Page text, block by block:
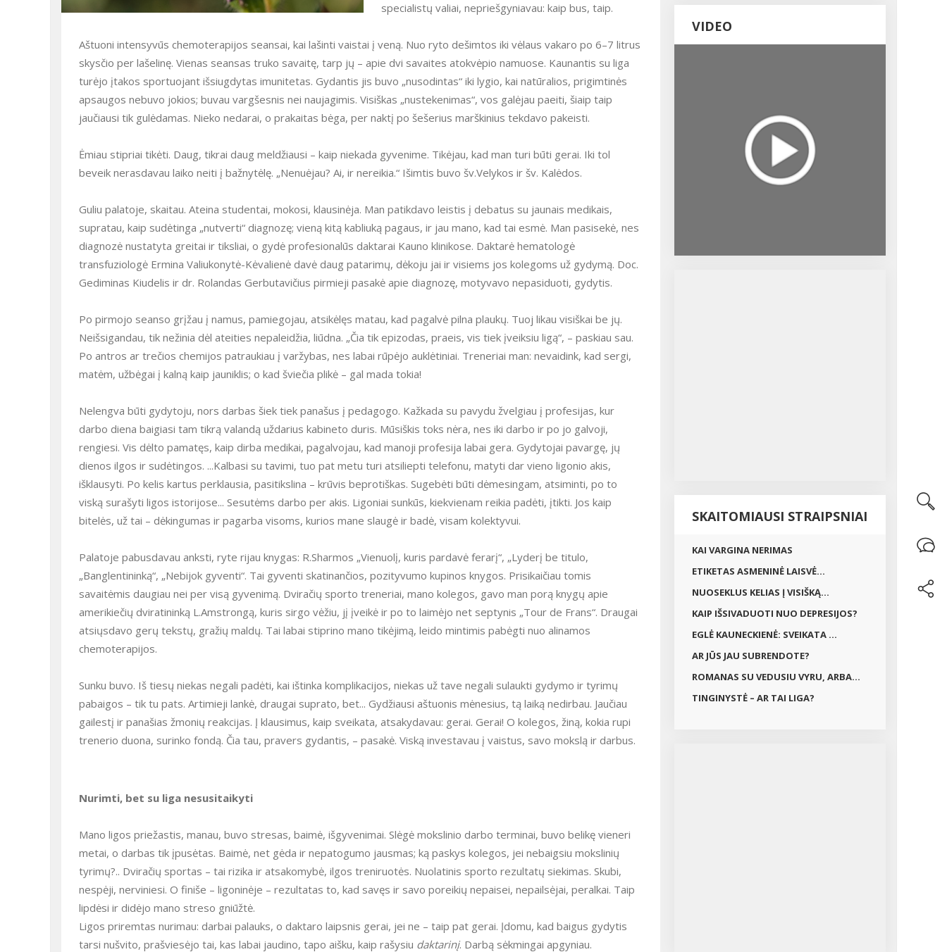
specialistų valiai, nepriešgyniavau: kaip bus, taip.
Aštuoni intensyvūs chemoterapijos seansai, kai lašinti vaistai į veną. Nuo ryto dešimtos iki vėlaus vakaro po 6–7 litrus
skysčio per lašelinę. Vienas seansas truko savaitę, tarp jų – apie dvi savaites atokvėpio namuose. Kaunantis su liga
turėjo įtakos sportuojant išsiugdytas imunitetas. Gydantis jis buvo „nusodintas“ iki lygio, kai natūralios, prigimtinės
apsaugos nebuvo jokios; buvau vargšesnis nei naujagimis. Visiškas „nustekenimas“, vos galėjau paeiti, šiaip taip
jaučiausi tik gulėdamas. Nieko nedarai, o prakaitas bėga, per naktį po šešerius marškinius tekdavo pakeisti.
Ėmiau stipriai tikėti. Daug, tikrai daug meldžiausi – kaip niekada gyvenime. Tikėjau, kad man turi būti gerai. Iki tol
beveik nerasdavau laiko neiti į bažnytėlę. „Nenuėjau? Ai, ir nereikia.“ Išimtis buvo šv.Velykos ir šv. Kalėdos.
Guliu palatoje, skaitau. Ateina studentai, mokosi, klausinėja. Man patikdavo leistis į debatus su jaunais medikais,
supratau, kaip sudėtinga „nutverti“ diagnozę; vieną kitą kabliuką pagaus, ir jau mano, kad tai esmė. Man pasisekė, nes
diagnozė nustatyta greitai ir tiksliai, o gydė profesionalūs daktarai Kauno klinikose. Daktarė hematologė
transfuziologė Ermina Valiukonytė-Kėvalienė davė daug patarimų, dėkoju jai ir visiems jos kolegoms už gydymą. Doc.
Gediminas Kiudelis ir dr. Rolandas Gerbutavičius pirmieji pasakė apie diagnozę, motyvavo nepasiduoti, gydytis.
Po pirmojo seanso grįžau į namus, pamiegojau, atsikėlęs matau, kad pagalvė pilna plaukų. Tuoj likau visiškai be jų.
Neišsigandau, tik nežinia dėl ateities nepaleidžia, liūdna. „Čia tik epizodas, praeis, vis tiek įveiksiu ligą“, – paskiau sau.
Po antros ar trečios chemijos patraukiau į varžybas, nes labai rūpėjo auklėtiniai. Treneriai man: nevaidink, kad sergi,
matėm, užbėgai į kalną kaip jauniklis; o kad šviečia plikė – gal mada tokia!
Nelengva būti gydytoju, nors darbas šiek tiek panašus į pedagogo. Kažkada su pavydu žvelgiau į profesijas, kur
darbo diena baigiasi tam tikrą valandą uždarius kabineto duris. Mūsiškis toks nėra, nes iki darbo ir po jo galvoji,
rengiesi. Vis dėlto pamatęs, kaip dirba medikai, pagalvojau, kad manoji profesija labai gera. Gydytojai pavargę, jų
dienos ilgos ir sudėtingos. ...Kalbasi su tavimi, tuo pat metu turi atsiliepti telefonu, matyti dar vieno ligonio akis,
išklausyti. Po kelis kartus perklausia, pasitikslina – krūvis beprotiškas. Sugebėti būti dėmesingam, atsiminti, po to
viską surašyti ligos istorijose... Sesutėms darbo per akis. Ligoniai sunkūs, kiekvienam reikia padėti, įtikti. Jos kaip
bitelės, už tai – dėkingumas ir pagarba visoms, kurios mane slaugė ir badė, visam kolektyvui.
Palatoje pabusdavau anksti, ryte rijau knygas: R.Sharmos „Vienuolį, kuris pardavė ferarį“, „Lyderį be titulo,
„Banglentininką“, „Nebijok gyventi“. Tai gyventi skatinančios, pozityvumo kupinos knygos. Prisikaičiau tomis
savaitėmis daugiau nei per visą gyvenimą. Dviračių sporto treneriai, mano kolegos, gavo man porą knygų apie
amerikiečių dviratininką L.Amstrongą, kuris sirgo vėžiu, jį įveikė ir po to laimėjo net septynis „Tour de Frans“. Draugai
atsiųsdavo gerų tekstų, gražių maldų. Tai labai stiprino mano tikėjimą, leido mintimis pabėgti nuo alinamos
chemoterapijos.
Sunku buvo. Iš tiesų niekas negali padėti, kai ištinka komplikacijos, niekas už tave negali sulaukti gydymo ir tyrimų
pabaigos – tik tu pats. Artimieji lankė, draugai suprato, bet... Gydžiausi aštuonis mėnesius, tą laiką nedirbau. Jaučiau
gailestį ir panašias žmonių reakcijas. Į klausimus, kaip sveikata, atsakydavau: gerai. Gerai! O kolegos, žiną, kokia rupi
trenerio duona, surinko fondą. Čia tau, pravers gydantis, – pasakė. Viską investavau į vaistus, savo mokslą ir darbus.
Nurimti, bet su liga nesusitaikyti
Mano ligos priežastis, manau, buvo stresas, baimė, išgyvenimai. Slėgė mokslinio darbo terminai, buvo belikę vieneri
metai, o darbas tik įpusėtas. Baimė, net gėda ir nepatogumo jausmas; ką paskys kolegos, jei nebaigsiu mokslinių
tyrimų?.. Dviračių sportas – tai rizika ir atsakomybė, ilgos treniruotės. Nuolatinis sporto rezultatų siekimas. Skubi,
nespėji, nerviniesi. O finiše – ligoninėje – rezultatas to, kad savęs ir savo poreikių nepaisei, nepailsėjai, peralkai. Taip
lipdėsi ir didėjo mano streso gniūžtė.
Ligos priremtas nurimau: darbai palauks, o daktaro laipsnis gerai, jei ne – taip pat gerai. Įdomu, kad baigus gydytis
tarsi nušvito, prašviesėjo tai, kas labai jaudino, tapo aišku, kaip rašysiu daktarinį. Darbą sėkmingai apgyniau.
VIDEO
SKAITOMIAUSI STRAIPSNIAI
KAI VARGINA NERIMAS
ETIKETAS ASMENINĖ LAISVĖ...
NUOSEKLUS KELIAS Į VISIŠKĄ...
KAIP IŠSIVADUOTI NUO DEPRESIJOS?
EGLĖ KAUNECKIENĖ: SVEIKATA ...
AR JŪS JAU SUBRENDOTE?
ROMANAS SU VEDUSIU VYRU, ARBA...
TINGINYSTĖ – AR TAI LIGA?